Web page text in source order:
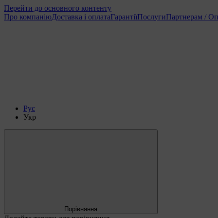
Перейти до основного контенту
Про компаніюДоставка і оплатаГарантіїПослугиПартнерам /
Рус
Укр
Порівняння